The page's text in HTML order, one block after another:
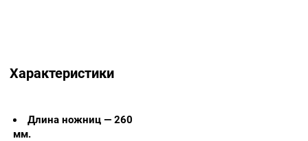
Характеристики
Длина ножниц — 260
мм.